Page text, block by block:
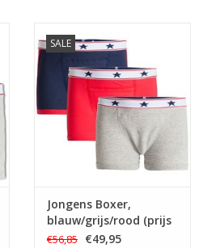
SALE
Jongens Boxer,
blauw/grijs/rood (prijs
per 3)
€56,85 €49,95